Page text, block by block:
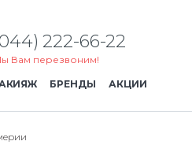
222-66-22
Вам перезвоним!
БРЕНДЫ АКЦИИ